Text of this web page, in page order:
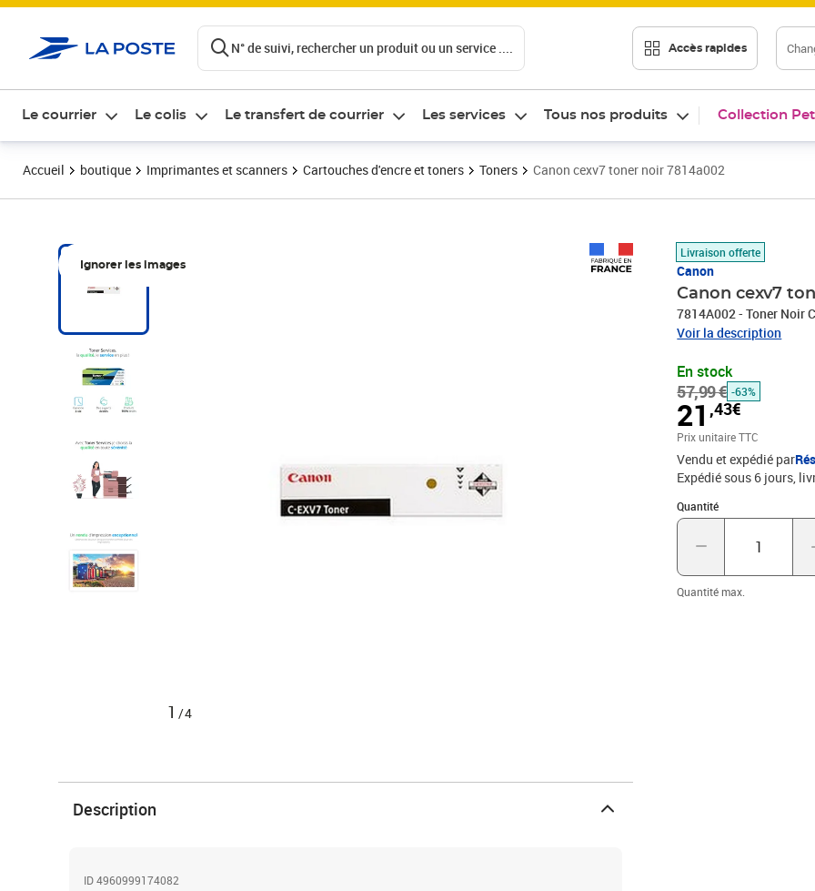
N° de suivi, rechercher un produit ou un service .... Accès rapides
Le courrier Le colis Le transfert de courrier Les services Tous nos produits Collection
Accueil boutique Imprimantes et scanners Cartouches d'encre et toners Toners Canon cexv7 toner noir 7814a002
Ignorer les images
1 /4
Livraison offerte
Canon
Canon cexv7
7814A002 - Toner Noir
Voir la description
En stock
57,99 €
Prix barré 57,99 €
-63%
21,43€
Prix 21,43€
Prix unitaire TTC
Vendu et expédié par
Expédié sous 6 jours
Quantité
Quantité : 1
Quantité max.
Description
ID 4960999174082